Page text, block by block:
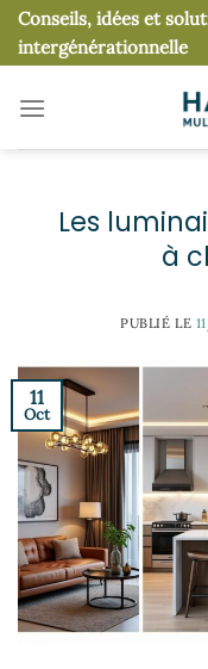
Passer
au
contenu
Conseils, idées et
intergénérationnelle
Les
à
PUBLIÉ LE
11
Oct